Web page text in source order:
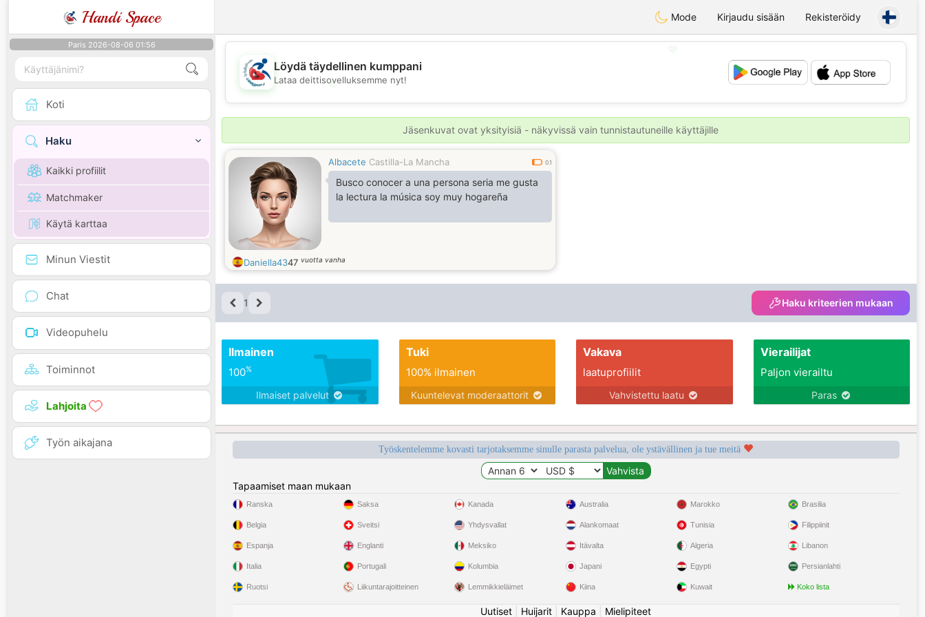
Handi Space Mode Kirjaudu sisään Rekisteröidy
Paris 2026-08-06 01:56
Koti
Haku
Kaikki profiilit
Matchmaker
Käytä karttaa
Minun Viestit
Chat
Videopuhelu
Toiminnot
Lahjoita
Työn aikajana
💖
💕
💕
Löydä täydellinen kumppani
Lataa deittisovelluksemme nyt!
Jäsenkuvat ovat yksityisiä - näkyvissä vain tunnistautuneille käyttäjille
Albacete Castilla-La Mancha 0.1
Busco conocer a una persona seria me gusta
la lectura la música soy muy hogareña
Daniella4347 vuotta vanha
1 Haku kriteerien mukaan
Ilmainen
100%
Ilmaiset palvelut
Tuki
100% ilmainen
Kuuntelevat moderaattorit
Vakava
laatuprofiilit
Vahvistettu laatu
Vierailijat
Paljon vierailtu
Paras
Työskentelemme kovasti tarjotaksemme sinulle parasta palvelua, ole ystävällinen ja tue meitä
Tapaamiset maan mukaan
Ranska
Belgia
Espanja
Italia
Ruotsi
Saksa
Sveitsi
Englanti
Portugali
Liikuntarajoitteinen
Kanada
Yhdysvallat
Meksiko
Kolumbia
Lemmikkieläimet
Australia
Alankomaat
Itävalta
Japani
Kiina
Marokko
Tunisia
Algeria
Egypti
Kuwait
Brasilia
Filippiinit
Libanon
Persianlahti
Koko lista
Uutiset Huijarit Kauppa Mielipiteet